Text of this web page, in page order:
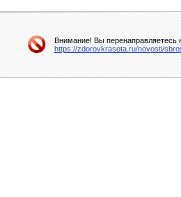
Внимание! Вы перенаправляетесь
https://zdorovkrasota.ru/novosti/